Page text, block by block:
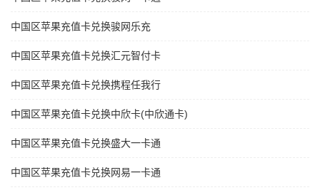
中国区苹果充值卡兑换骏网乐充
中国区苹果充值卡兑换汇元智付卡
中国区苹果充值卡兑换携程任我行
中国区苹果充值卡兑换中欣卡(中欣通卡)
中国区苹果充值卡兑换盛大一卡通
中国区苹果充值卡兑换网易一卡通